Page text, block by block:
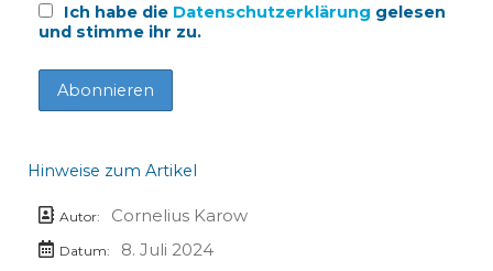
Ich habe die Datenschutzerklärung gelesen
und stimme ihr zu.
Hinweise zum Artikel
Autor: Cornelius Karow
Datum:
8. Juli 2024